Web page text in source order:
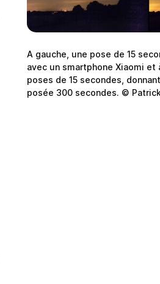
A gauche, une pose de 15
avec un smartphone Xiaomi et
poses de 15 secondes,
posée 300 secondes. ©